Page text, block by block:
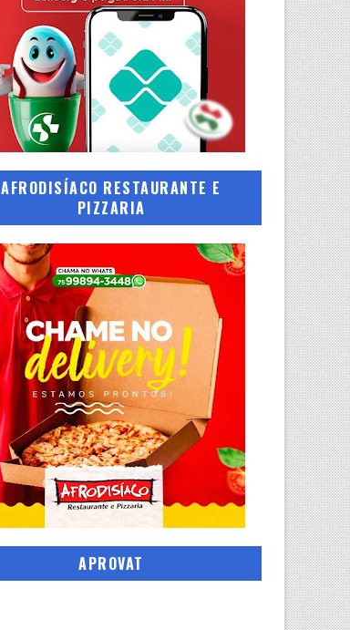
AFRODISÍACO RESTAURANTE E
PIZZARIA
APROVAT